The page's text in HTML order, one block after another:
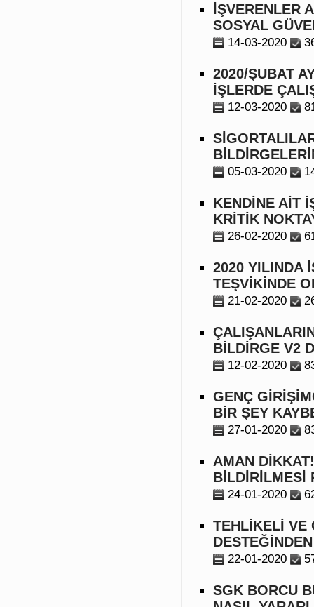
İŞVERENLER
SOSYAL
14-03-2020
2020/ŞUBAT
İŞLERDE
12-03-2020
05-03-2020
KENDİNE AİT
KRİTİK
26-02-2020
2020 YILINDA
TEŞVİKİNDE
21-02-2020
BİLDİRGE V2
12-02-2020
GENÇ
BİR ŞEY
27-01-2020
AMAN
BİLDİRİLMESİ
24-01-2020
TEHLİKELİ VE
22-01-2020
SGK BORCU